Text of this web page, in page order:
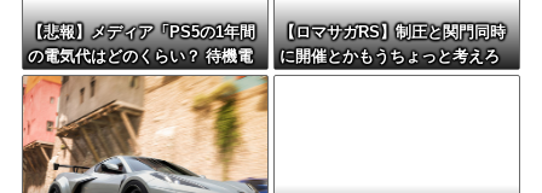
【悲報】メディア「PS5の1年間
の電気代はどのくらい？ 待機電
力には注意すべき？」
【ロマサガRS】制圧と関門同時
に開催とかもうちょっと考えろ
よw